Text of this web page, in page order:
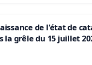
de l'état de
la grêle du 15 juillet
alentours